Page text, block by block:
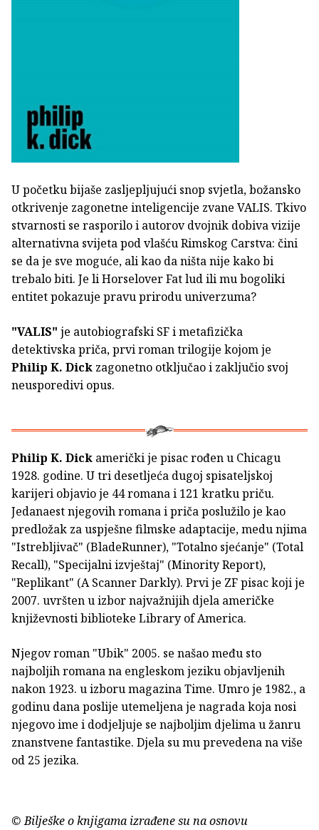
U početku bijaše zasljepljujući snop svjetla, božansko
otkrivenje zagonetne inteligencije zvane VALIS. Tkivo
stvarnosti se rasporilo i autorov dvojnik dobiva vizije
alternativna svijeta pod vlašću Rimskog Carstva: čini
se da je sve moguće, ali kao da ništa nije kako bi
trebalo biti. Je li Horselover Fat lud ili mu bogoliki
entitet pokazuje pravu prirodu univerzuma?
"VALIS" je autobiografski SF i metafizička
detektivska priča, prvi roman trilogije kojom je
Philip K. Dick zagonetno otključao i zaključio svoj
neusporedivi opus.
Philip K. Dick američki je pisac rođen u Chicagu
1928. godine. U tri desetljeća dugoj spisateljskoj
karijeri objavio je 44 romana i 121 kratku priču.
Jedanaest njegovih romana i priča poslužilo je kao
predložak za uspješne filmske adaptacije, medu njima
"Istrebljivač" (BladeRunner), "Totalno sjećanje" (Total
Recall), "Specijalni izvještaj" (Minority Report),
"Replikant" (A Scanner Darkly). Prvi je ZF pisac koji je
2007. uvršten u izbor najvažnijih djela američke
književnosti biblioteke Library of America.
Njegov roman "Ubik" 2005. se našao među sto
najboljih romana na engleskom jeziku objavljenih
nakon 1923. u izboru magazina Time. Umro je 1982., a
godinu dana poslije utemeljena je nagrada koja nosi
njegovo ime i dodjeljuje se najboljim djelima u žanru
znanstvene fantastike. Djela su mu prevedena na više
od 25 jezika.
© Bilješke o knjigama izrađene su na osnovu